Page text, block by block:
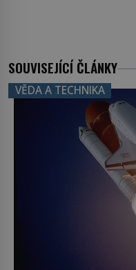
SOUVISEJÍCÍ ČLÁNKY
VĚDA A TECHNIKA